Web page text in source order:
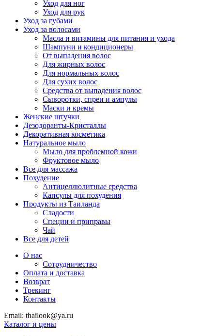
Уход для ног
Уход для рук
Уход за губами
Уход за волосами
Масла и витамины для питания и ухода
Шампуни и кондиционеры
От выпадения волос
Для жирных волос
Для нормальных волос
Для сухих волос
Средства от выпадения волос
Сыворотки, спреи и ампулы
Маски и кремы
Женские штучки
Дезодоранты-Кристаллы
Декоративная косметика
Натуральное мыло
Мыло для проблемной кожи
Фруктовое мыло
Все для массажа
Похудение
Антицеллюлитные средства
Капсулы для похудения
Продукты из Таиланда
Сладости
Специи и приправы
Чай
Все для детей
О нас
Сотрудничество
Оплата и доставка
Возврат
Трекинг
Контакты
Email: thailook@ya.ru
Каталог и цены